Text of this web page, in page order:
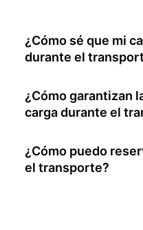
¿Cómo sé que mi
durante el
¿Cómo garantizan
carga durante el
¿Cómo puedo
el transporte?